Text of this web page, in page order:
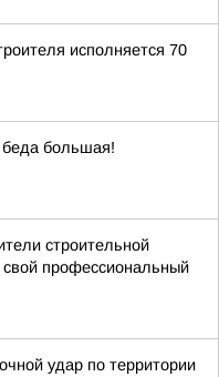
исполняется 70
беда большая!
строительной
профессиональный
удар по территории